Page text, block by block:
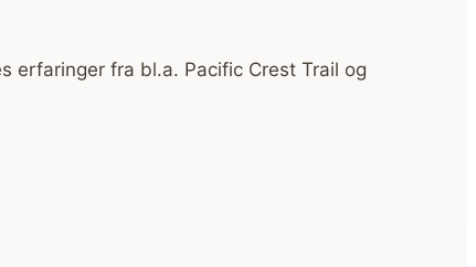
erfaringer fra bl.a. Pacific Crest Trail og